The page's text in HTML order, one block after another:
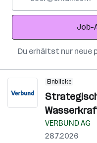
Adresse
Job-
Du erhältst nur neue
Einblicke
VERBUND AG
28.7.2026